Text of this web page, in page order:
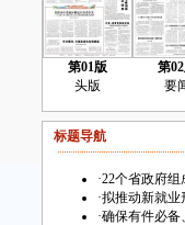
第01版
头版
第
要
标题导航
·22个省政府组
·拟推动新就业
·确保有件必备